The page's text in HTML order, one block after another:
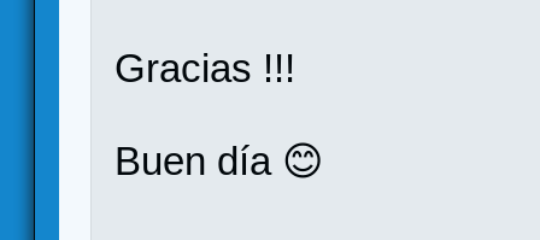
Gracias !!!
Buen día 😊